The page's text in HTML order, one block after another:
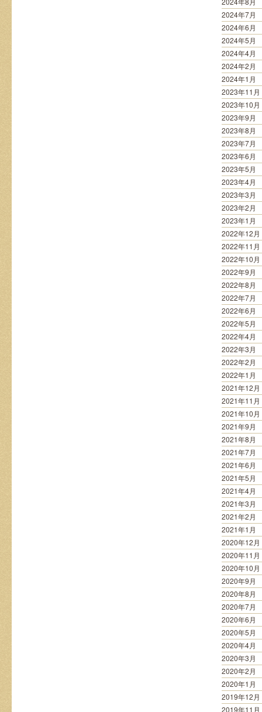
2024年7月
2024年6月
2024年5月
2024年4月
2024年2月
2024年1月
2023年11月
2023年10月
2023年9月
2023年8月
2023年7月
2023年6月
2023年5月
2023年4月
2023年3月
2023年2月
2023年1月
2022年12月
2022年11月
2022年10月
2022年9月
2022年8月
2022年7月
2022年6月
2022年5月
2022年4月
2022年3月
2022年2月
2022年1月
2021年12月
2021年11月
2021年10月
2021年9月
2021年8月
2021年7月
2021年6月
2021年5月
2021年4月
2021年3月
2021年2月
2021年1月
2020年12月
2020年11月
2020年10月
2020年9月
2020年8月
2020年7月
2020年6月
2020年5月
2020年4月
2020年3月
2020年2月
2020年1月
2019年12月
2019年11月